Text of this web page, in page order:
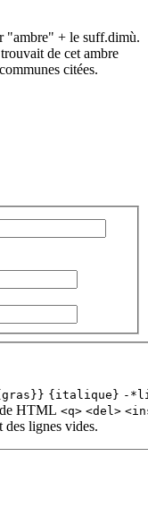
"ambre" + le suff.dimù.
de cet ambre
citées.
{italique} -
HTML <q> <del>
des lignes vides.